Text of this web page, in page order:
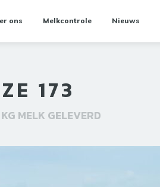
ons Melkcontrole Nieuws
173
MELK GELEVERD